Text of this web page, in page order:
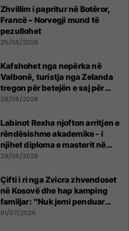
Zhvillim i papritur në Botëror,
Francë – Norvegji mund të
pezullohet
25/06/2026
Kafshohet nga nepërka në
Valbonë, turistja nga Zelanda
tregon për betejën e saj për
mbijetesë
28/06/2026
Labinot Rexha njofton arritjen e
rëndësishme akademike - i
njihet diploma e masterit në
Psikologji në Zvicër
29/06/2026
Çifti i ri nga Zvicra zhvendoset
në Kosovë dhe hap kamping
familjar: "Nuk jemi penduar
asnjë ditë"
01/07/2026